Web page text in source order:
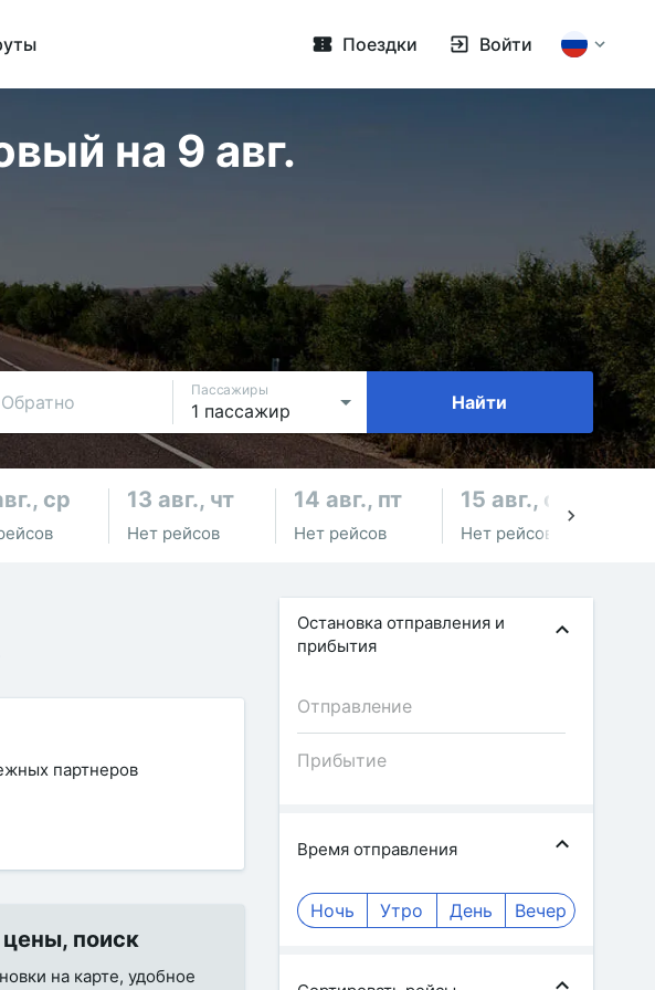
Поездки Войти
на 9 авг.
Обратно
Пассажиры
Найти
ср 13 авг., чт
Нет рейсов
14 авг., пт
Нет рейсов
15 авг., сб
Нет рейсов
партнеров
поиск
на карте, удобное
Остановка отправления и
прибытия
Время отправления
Ночь Утро День Вечер